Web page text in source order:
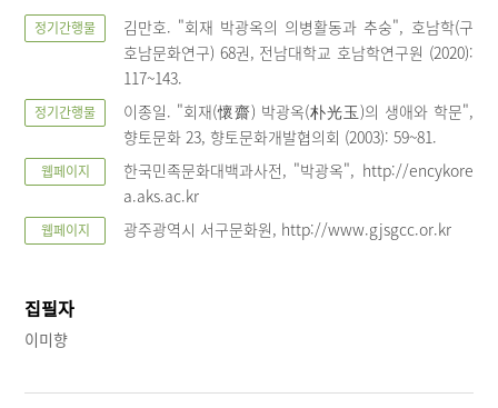
정기간행물
김만호. "회재 박광옥의 의병활동과 추숭", 호남학(구
호남문화연구) 68권, 전남대학교 호남학연구원 (2020):
117~143.
정기간행물
이종일. "회재(懷齋) 박광옥(朴光玉)의 생애와 학문",
향토문화 23, 향토문화개발협의회 (2003): 59~81.
웹페이지
한국민족문화대백과사전, "박광옥", http://encykore
a.aks.ac.kr
웹페이지 광주광역시 서구문화원, http://www.gjsgcc.or.kr
집필자
이미향